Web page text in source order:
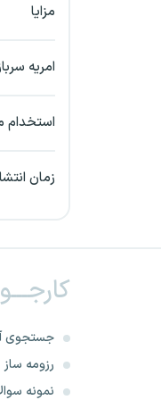
خرم
مزایا
امریه
استخدام
زمان
جستجوی
رزومه ساز
نمونه